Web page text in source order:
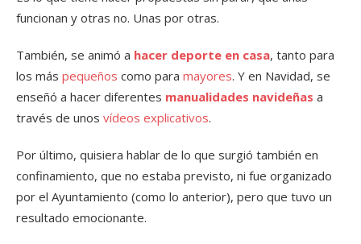
funcionan y otras no. Unas por otras.
También, se animó a hacer deporte en casa, tanto para
los más pequeños como para mayores. Y en Navidad, se
enseñó a hacer diferentes manualidades navideñas a
través de unos vídeos explicativos.
Por último, quisiera hablar de lo que surgió también en
confinamiento, que no estaba previsto, ni fue organizado
por el Ayuntamiento (como lo anterior), pero que tuvo un
resultado emocionante.